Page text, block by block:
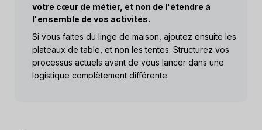
votre cœur de métier, et non de l'étendre à
l'ensemble de vos activités.
Si vous faites du linge de maison, ajoutez ensuite les
plateaux de table, et non les tentes. Structurez vos
processus actuels avant de vous lancer dans une
logistique complètement différente.